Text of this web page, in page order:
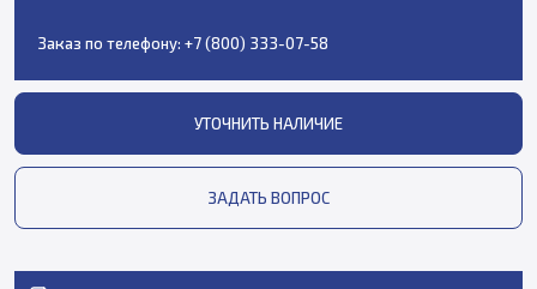
Заказ по телефону: +7 (800) 333-07-58
УТОЧНИТЬ НАЛИЧИЕ
ЗАДАТЬ ВОПРОС